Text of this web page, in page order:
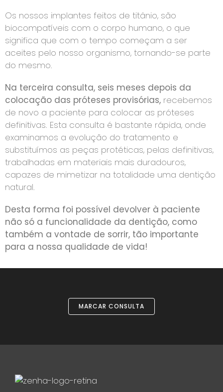
Os nossos implantes feitos de titânio, são
biocompatíveis com o corpo humano, o que
significa que com o tempo começam a ser
aceites pelo nosso organismo, tornando-se parte
do mesmo.
Na terceira consulta, seis meses depois da
colocação das próteses provisórias, recebemos
de novo a paciente para colocar as próteses
definitivas. Esta consulta é bastante rápida, onde
examinamos a evolução do tratamento e
substituímos as peças protéticas, pelas definitivas,
trabalhadas em materiais mais duradouros,
capazes de mimetizar na totalidade uma dentição
natural.
Desta forma foi possível devolver à paciente
não só a funcionalidade da dentição, como
também a vontade de sorrir, tão importante
para a nossa qualidade de vida!
MARCAR CONSULTA